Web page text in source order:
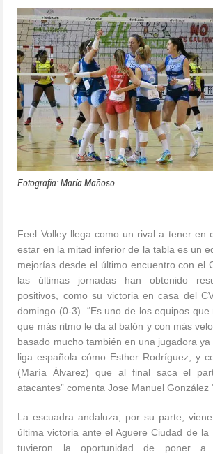
Fotografía: María Mañoso
Feel Volley llega como un rival a tener en
estar en la mitad inferior de la tabla es un
mejorías desde el último encuentro con el
las últimas jornadas han obtenido
positivos, como su victoria en casa del
domingo (0-3). “Es uno de los equipos que
que más ritmo le da al balón y con más
basado mucho también en una jugadora
liga española cómo Esther Rodríguez, y
(María Álvarez) que al final saca el
atacantes” comenta Jose Manuel González
La escuadra andaluza, por su parte,
última victoria ante el Aguere Ciudad de
tuvieron la oportunidad de poner a